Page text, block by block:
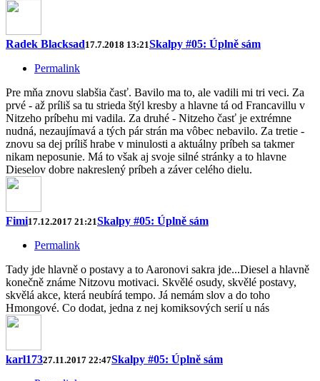
Radek Blacksad17.7.2018 13:21Skalpy #05: Úplně sám
Permalink
Pre mňa znovu slabšia časť. Bavilo ma to, ale vadili mi tri veci. Za
prvé - až príliš sa tu strieda štýl kresby a hlavne tá od Francavillu v
Nitzeho príbehu mi vadila. Za druhé - Nitzeho časť je extrémne
nudná, nezaujímavá a tých pár strán ma vôbec nebavilo. Za tretie -
znovu sa dej príliš hrabe v minulosti a aktuálny príbeh sa takmer
nikam neposunie. Má to však aj svoje silné stránky a to hlavne
Dieselov dobre nakreslený príbeh a záver celého dielu.
Fimi17.12.2017 21:21Skalpy #05: Úplně sám
Permalink
Tady jde hlavně o postavy a to Aaronovi sakra jde...Diesel a hlavně
konečně známe Nitzovu motivaci. Skvělé osudy, skvělé postavy,
skvělá akce, která neubírá tempo. Já nemám slov a do toho
Hmongové. Co dodat, jedna z nej komiksových serií u nás
karl17327.11.2017 22:47Skalpy #05: Úplně sám